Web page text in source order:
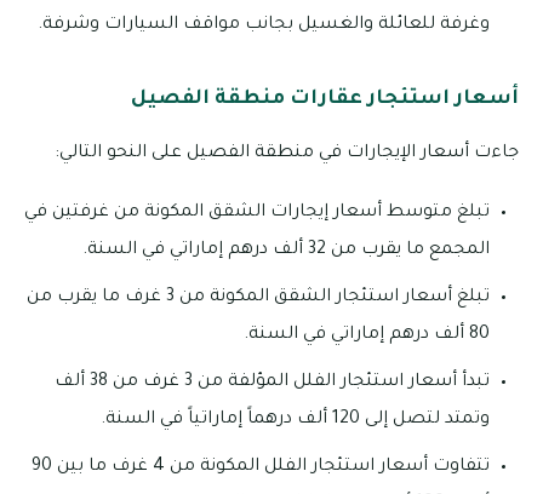
وغرفة للعائلة والغسيل بجانب مواقف السيارات وشرفة.
أسعار استئجار عقارات منطقة الفصيل
جاءت أسعار الإيجارات في منطقة الفصيل على النحو التالي:
تبلغ متوسط أسعار إيجارات الشقق المكونة من غرفتين في
المجمع ما يقرب من 32 ألف درهم إماراتي في السنة.
تبلغ أسعار استئجار الشقق المكونة من 3 غرف ما يقرب من
80 ألف درهم إماراتي في السنة.
تبدأ أسعار استئجار الفلل المؤلفة من 3 غرف من 38 ألف
وتمتد لتصل إلى 120 ألف درهماً إماراتياً في السنة.
تتفاوت أسعار استئجار الفلل المكونة من 4 غرف ما بين 90